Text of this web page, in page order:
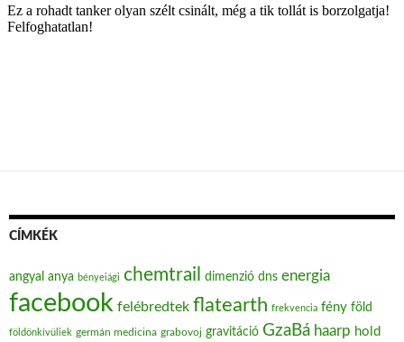
CÍMKÉK
angyal anya bényeiági chemtrail dimenzió dns energia
facebook felébredtek flatearth frekvencia fény föld
földönkívüliek germán medicina grabovoj gravitáció GzaBá haarp hold